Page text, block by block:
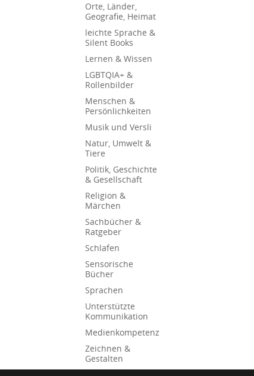
Orte, Länder,
Geografie, Heimat
leichte Sprache &
Silent Books
Lernen & Wissen
LGBTQIA+ &
Rollenbilder
Menschen &
Persönlichkeiten
Musik und Versli
Natur, Umwelt &
Tiere
Politik, Geschichte
& Gesellschaft
Religion &
Märchen
Sachbücher &
Ratgeber
Schlafen
Sensorische
Bücher
Sprachen
Unterstützte
Kommunikation
Medienkompetenz
Zeichnen &
Gestalten